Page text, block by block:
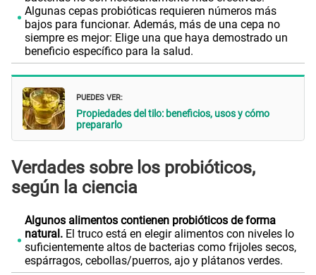
Algunas cepas probióticas requieren números más
bajos para funcionar. Además, más de una cepa no
siempre es mejor: Elige una que haya demostrado un
beneficio específico para la salud.
PUEDES VER:
Propiedades del tilo: beneficios, usos y cómo
prepararlo
Verdades sobre los probióticos,
según la ciencia
Algunos alimentos contienen probióticos de forma
natural.El truco está en elegir alimentos con niveles lo
suficientemente altos de bacterias como frijoles secos,
espárragos, cebollas/puerros, ajo y plátanos verdes.